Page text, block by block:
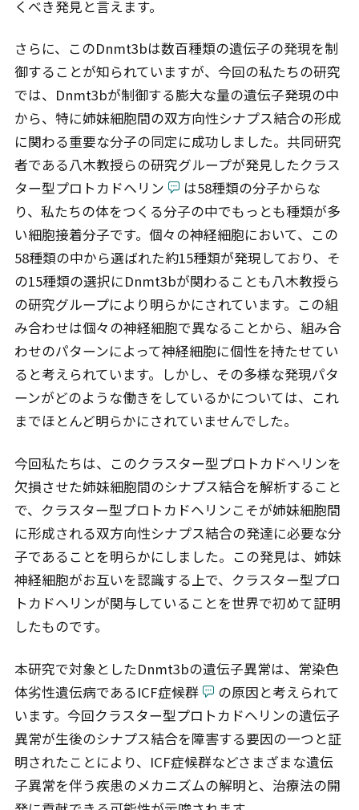
くべき発見と言えます。
さらに、このDnmt3bは数百種類の遺伝子の発現を制
御することが知られていますが、今回の私たちの研究
では、Dnmt3bが制御する膨大な量の遺伝子発現の中
から、特に姉妹細胞間の双方向性シナプス結合の形成
に関わる重要な分子の同定に成功しました。共同研究
者である八木教授らの研究グループが発見したクラス
ター型プロトカドヘリン
は58種類の分子からな
り、私たちの体をつくる分子の中でもっとも種類が多
い細胞接着分子です。個々の神経細胞において、この
58種類の中から選ばれた約15種類が発現しており、そ
の15種類の選択にDnmt3bが関わることも八木教授ら
の研究グループにより明らかにされています。この組
み合わせは個々の神経細胞で異なることから、組み合
わせのパターンによって神経細胞に個性を持たせてい
ると考えられています。しかし、その多様な発現パタ
ーンがどのような働きをしているかについては、これ
までほとんど明らかにされていませんでした。
今回私たちは、このクラスター型プロトカドヘリンを
欠損させた姉妹細胞間のシナプス結合を解析すること
で、クラスター型プロトカドヘリンこそが姉妹細胞間
に形成される双方向性シナプス結合の発達に必要な分
子であることを明らかにしました。この発見は、姉妹
神経細胞がお互いを認識する上で、クラスター型プロ
トカドヘリンが関与していることを世界で初めて証明
したものです。
本研究で対象としたDnmt3bの遺伝子異常は、常染色
体劣性遺伝病であるICF症候群
の原因と考えられて
います。今回クラスター型プロトカドヘリンの遺伝子
異常が生後のシナプス結合を障害する要因の一つと証
明されたことにより、ICF症候群などさまざまな遺伝
子異常を伴う疾患のメカニズムの解明と、治療法の開